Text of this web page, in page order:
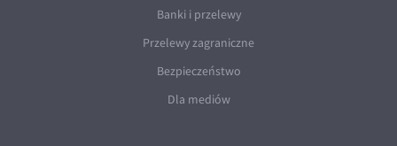
Banki i przelewy
Przelewy zagraniczne
Bezpieczeństwo
Dla mediów